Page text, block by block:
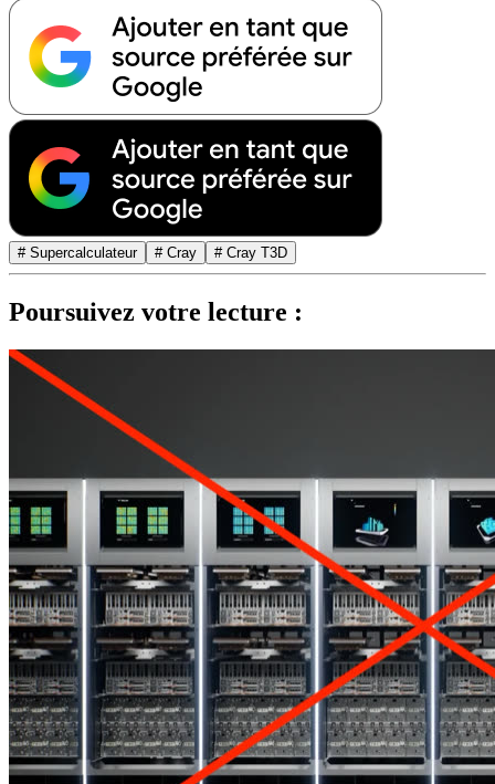
# Supercalculateur # Cray # Cray T3D
Poursuivez votre lecture :